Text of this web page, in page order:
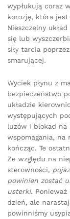
wypłukują coraz
korozję, która jest
Nieszczelny
się lub
siły tarcia
smarującej.
Wyciek płynu z
bezpieczeństwo
układzie
występujących
luzów i blokad na
wspomagania, na
kończąc. Te
Ze względu na
sterowności,
powinien zostać
usterki.
dzień, ale
powinniśmy